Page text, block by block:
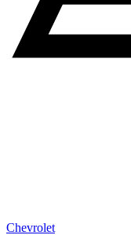
Chevrolet